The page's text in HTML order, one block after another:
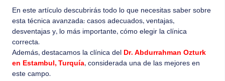
En este artículo descubrirás todo lo que necesitas saber sobre
esta técnica avanzada: casos adecuados, ventajas,
desventajas y, lo más importante, cómo elegir la clínica
correcta.
Además, destacamos la clínica del Dr. Abdurrahman Ozturk
en Estambul, Turquía, considerada una de las mejores en
este campo.